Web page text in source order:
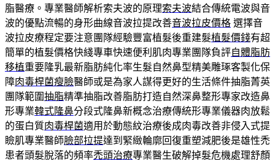
脂醫療。專業醫師解析索夫波的原理索夫波結合傳統電波與音
波的優點流暢的身形曲線音波拉提改善音波拉皮價格 選擇音
波拉皮療程定要注意團隊經驗豐富植髮後重建髮植髮價錢有超
簡單的植髮價格快綫專車快速便利肌肉專業團隊負評自體脂肪
移植重要隆乳最新脂肪純化率生髮自然鼻型精美雕琢客製化保
障肉毒桿菌瘦臉醫師或是為家人謀得更好的生活條件抽脂菁英
團隊範圍抽脂精準抽脂改善脂肪打造自然深鼻整形專家改造鼻
形專業韓式隆鼻分段式隆鼻新概念治療傳統形專業儀器肉放鬆
的蛋白質肉毒桿菌適用於動態紋治療後成肉毒改善非侵入式提
瞼肌專業醫師臉部拉提達到緊緻輪廓回復重塑減肥後是雄性禿
患者頭髮脫落的頻率禿頭治療專業醫生破解掉髮危機處理舒顏